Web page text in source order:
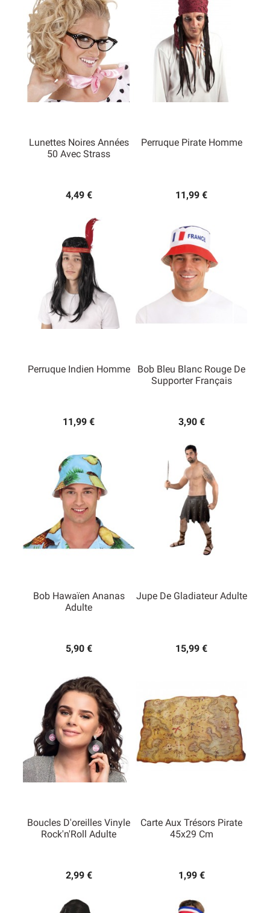
Lunettes Noires Années
50 Avec Strass
4,49 €
Perruque Pirate Homme
11,99 €
Perruque Indien Homme
11,99 €
Bob Bleu Blanc Rouge De
Supporter Français
3,90 €
Bob Hawaïen Ananas
Adulte
5,90 €
Jupe De Gladiateur Adulte
15,99 €
Boucles D'oreilles Vinyle
Rock'n'Roll Adulte
2,99 €
Carte Aux Trésors Pirate
45x29 Cm
1,99 €